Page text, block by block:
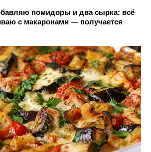
помидоры и два сырка: всё
с макаронами — получается